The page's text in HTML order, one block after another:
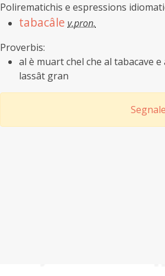
Polirematichis e espressions
tabacâle v.pron.
Proverbis:
al è muart chel che al tabacave
lassât gran